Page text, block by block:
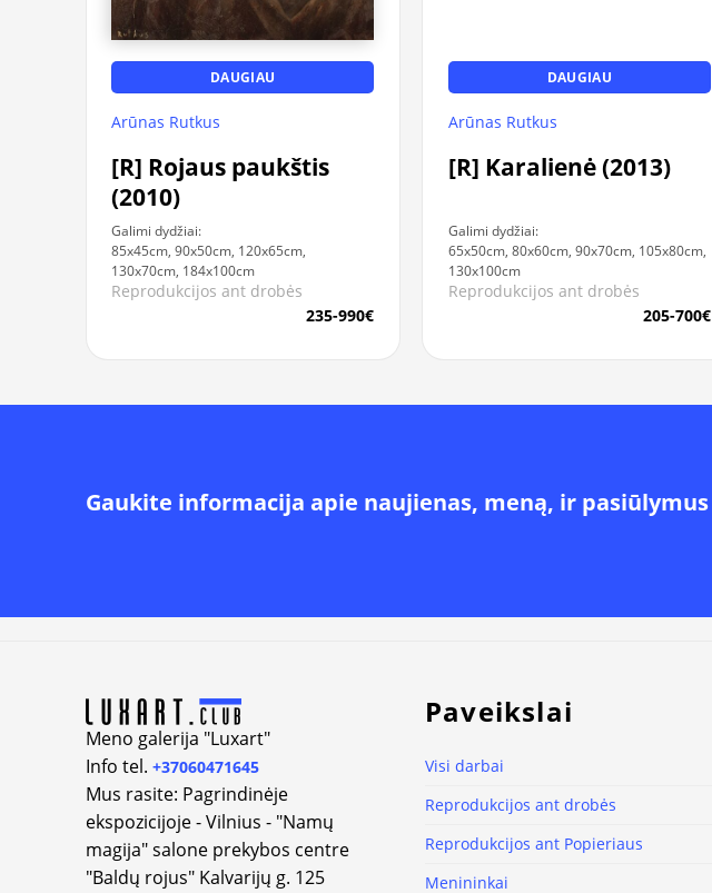
DAUGIAU
Arūnas Rutkus
[R] Rojaus paukštis
(2010)
Galimi dydžiai:
85x45cm, 90x50cm, 120x65cm,
130x70cm, 184x100cm
Reprodukcijos ant drobės
235-990€
DAUGIAU
Arūnas Rutkus
[R] Karalienė (2013)
Galimi dydžiai:
65x50cm, 80x60cm, 90x70cm, 105x80cm,
130x100cm
Reprodukcijos ant drobės
205-700€
Gaukite informacija apie naujienas, meną, ir pasiūlymus
Meno galerija "Luxart"
Info tel. +37060471645
Mus rasite: Pagrindinėje
ekspozicijoje - Vilnius - "Namų
magija" salone prekybos centre
"Baldų rojus" Kalvarijų g. 125
Paveikslai
Visi darbai
Reprodukcijos ant drobės
Reprodukcijos ant Popieriaus
Menininkai